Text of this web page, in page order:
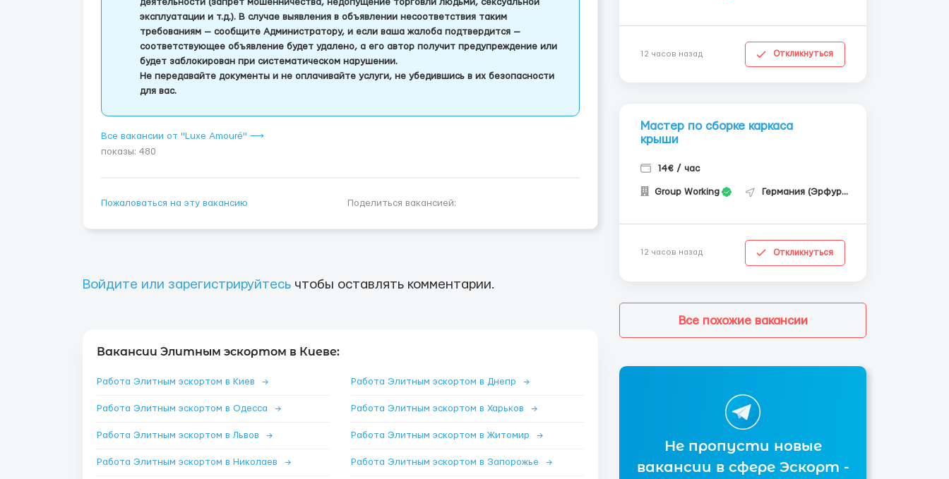
деятельности (запрет мошенничества, недопущение торговли людьми, сексуальной
эксплуатации и т.д.). В случае выявления в объявлении несоответствия таким
требованиям — сообщите Администратору, и если ваша жалоба подтвердится —
соответствующее объявление будет удалено, а его автор получит предупреждение или
будет заблокирован при систематическом нарушении.
Не передавайте документы и не оплачивайте услуги, не убедившись в их безопасности
для вас.
Все вакансии от "Luxe Amouré" ⟶
показы: 480
Пожаловаться на эту вакансию Поделиться вакансией:
Войдите или зарегистрируйтесь чтобы оставлять комментарии.
Вакансии Элитным эскортом в Киеве:
Работа Элитным эскортом в Киев → Работа Элитным эскортом в Днепр →
Работа Элитным эскортом в Одесса → Работа Элитным эскортом в Харьков →
Работа Элитным эскортом в Львов → Работа Элитным эскортом в Житомир →
Работа Элитным эскортом в Николаев → Работа Элитным эскортом в Запорожье →
12 часов назад Откликнуться
Мастер по сборке каркаса
крыши
14€ / час
Group Working Германия (Эрфурт)
12 часов назад Откликнуться
Все похожие вакансии
Не пропусти новые
вакансии в сфере Эскорт -